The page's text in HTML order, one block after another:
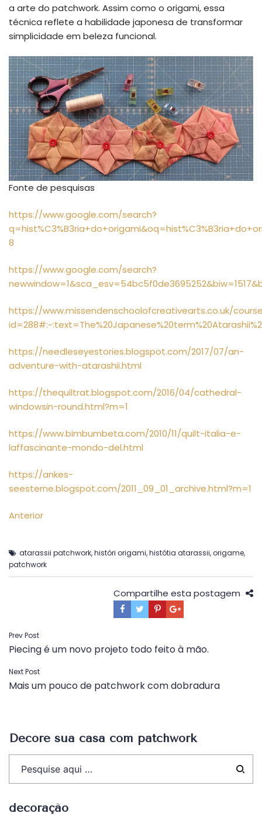
a arte do patchwork. Assim como o origami, essa
técnica reflete a habilidade japonesa de transformar
simplicidade em beleza funcional.
Fonte de pesquisas
https://www.google.com/search?
8
https://www.google.com/search?
https://www.missendenschoolofcreativearts.co.uk/
https://needleseyestories.blogspot.com/2017/07/an-
adventure-with-atarashii.html
https://thequiltrat.blogspot.com/2016/04/cathedral-
windowsin-round.html?m=1
https://www.bimbumbeta.com/2010/11/quilt-italia-e-
laffascinante-mondo-del.html
https://ankes-
seesterne.blogspot.com/2011_09_01_archive.html?m=1
Anterior
atarassii patchwork,históri origami,histótia atarassii,origame,
patchwork
Compartilhe esta postagem
Navegação
de
Post
Prev Post
Piecing é um novo projeto todo feito à mão.
Next Post
Mais um pouco de patchwork com dobradura
Decore sua casa com patchwork
decoração